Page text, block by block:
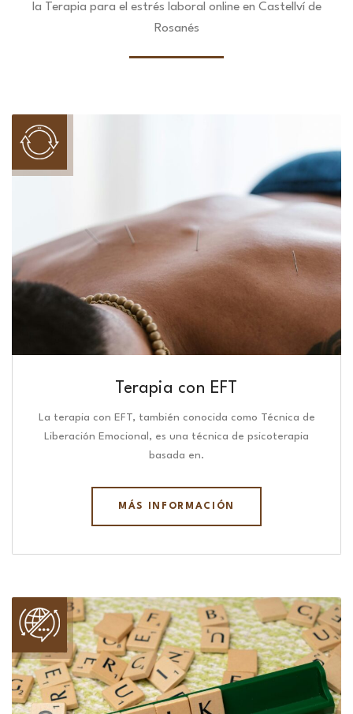
la Terapia para el estrés laboral online en Castellví de
Rosanés
Terapia con EFT
La terapia con EFT, también conocida como Técnica de
Liberación Emocional, es una técnica de psicoterapia
basada en.
MÁS INFORMACIÓN